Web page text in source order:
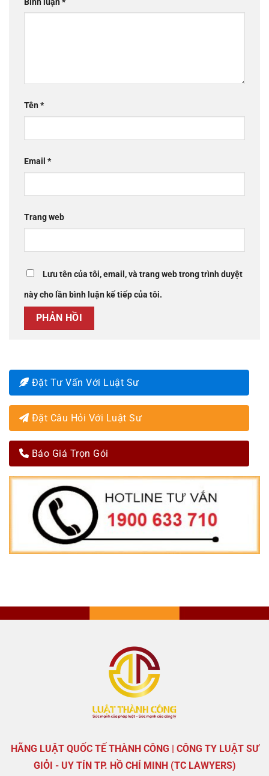
Tên*
Email *
Trang web
Lưu tên của tôi, email, và trang web trong trình duyệt
này cho lần bình luận kế tiếp của tôi.
Đặt Tư Vấn Với Luật Sư
Đặt Câu Hỏi Với Luật Sư
Báo Giá Trọn Gói
HÃNG LUẬT QUỐC TẾ THÀNH CÔNG | CÔNG TY LUẬT SƯ
GIỎI - UY TÍN TP. HỒ CHÍ MINH (TC LAWYERS)